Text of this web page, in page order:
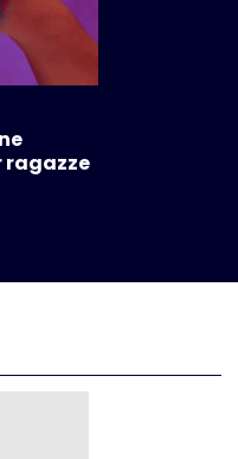
ragazze